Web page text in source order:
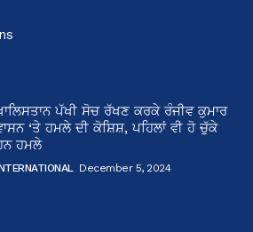
ਪੱਖੀ ਸੋਚ ਰੱਖਣ ਕਰਕੇ ਰੰਜੀਵ ਕੁਮਾਰ
‘ਤੇ ਹਮਲੇ ਦੀ ਕੋਸ਼ਿਸ਼, ਪਹਿਲਾਂ ਵੀ ਹੋ ਚੁੱਕੇ
ਹਮਲੇ
December 5, 2024